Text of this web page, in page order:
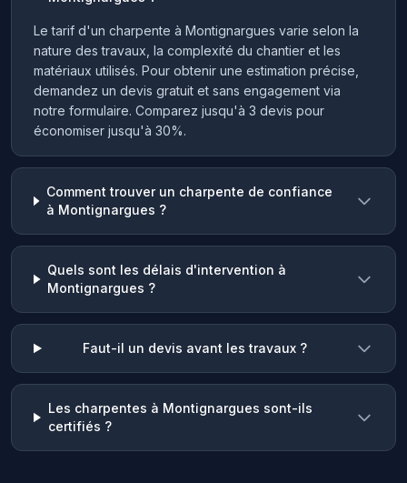
Le tarif d'un charpente à Montignargues varie selon la
nature des travaux, la complexité du chantier et les
matériaux utilisés. Pour obtenir une estimation précise,
demandez un devis gratuit et sans engagement via
notre formulaire. Comparez jusqu'à 3 devis pour
économiser jusqu'à 30%.
Comment trouver un charpente de confiance
à Montignargues ?
Quels sont les délais d'intervention à
Montignargues ?
Faut-il un devis avant les travaux ?
Les charpentes à Montignargues sont-ils
certifiés ?